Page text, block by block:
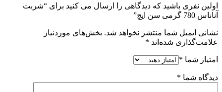
اولین نفری باشید که دیدگاهی را ارسال می کنید برای “شربت
آناناس 780 گرمی سن ایچ”
نشانی ایمیل شما منتشر نخواهد شد. بخش‌های موردنیاز
علامت‌گذاری شده‌اند *
امتیاز شما *
دیدگاه شما *